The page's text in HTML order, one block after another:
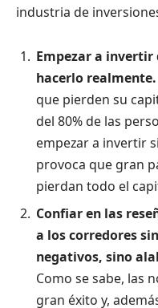
industria de
Empezar a invertir
hacerlo realmente.
que pierden su
del 80% de las
empezar a invertir
provoca que gran
pierdan todo el
Confiar en las
a los corredores
negativos, sino
Como se sabe, las
gran éxito y,